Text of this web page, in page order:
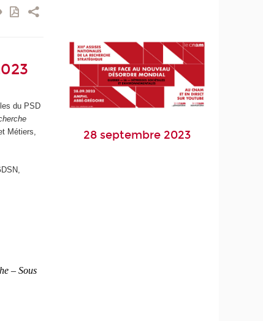
du PSD
Métiers,
– Sous
28 septembre 2023